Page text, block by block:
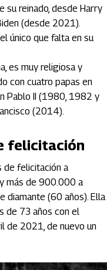
su reinado, desde Harry
(desde 2021).
único que falta en su
es muy religiosa y
con cuatro papas en
Pablo II (1980, 1982 y
(2014).
felicitación
de felicitación a
más de 900.000 a
diamante (60 años). Ella
de 73 años con el
de 2021, de nuevo un